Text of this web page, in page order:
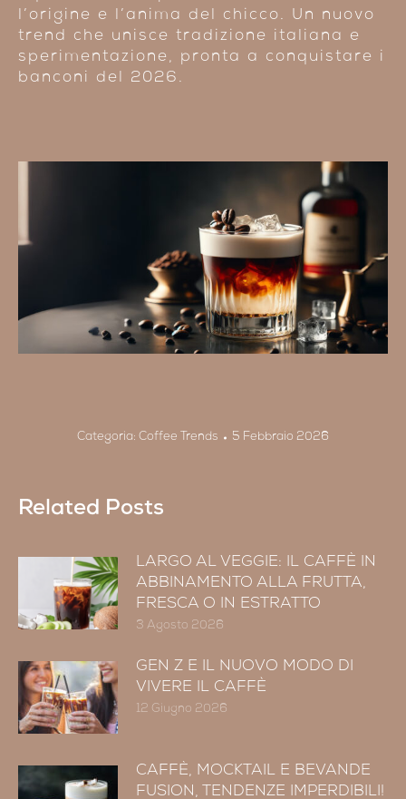
l’origine e l’anima del chicco. Un nuovo
trend che unisce tradizione italiana e
sperimentazione, pronta a conquistare i
banconi del 2026.
Categoria: Coffee Trends 5 Febbraio 2026
Related Posts
LARGO AL VEGGIE: IL CAFFÈ IN
ABBINAMENTO ALLA FRUTTA,
FRESCA O IN ESTRATTO
3 Agosto 2026
GEN Z E IL NUOVO MODO DI
VIVERE IL CAFFÈ
12 Giugno 2026
CAFFÈ, MOCKTAIL E BEVANDE
FUSION, TENDENZE IMPERDIBILI!